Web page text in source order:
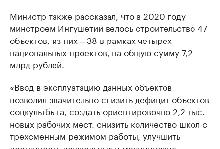
Министр также рассказал, что в 2020 году
минстроем Ингушетии велось строительство 47
объектов, из них ‒ 38 в рамках четырех
национальных проектов, на общую сумму 7,2
млрд рублей.
«Ввод в эксплуатацию данных объектов
позволил значительно снизить дефицит объектов
соцкультбыта, создать ориентировочно 2,2 тыс.
новых рабочих мест, снизить количество школ с
трехсменным режимом работы, улучшить